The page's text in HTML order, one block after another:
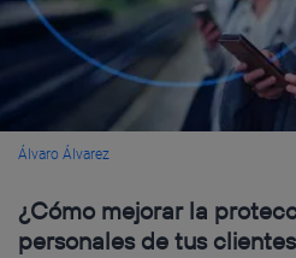
Álvaro Álvarez
¿Cómo mejorar la
personales de tus